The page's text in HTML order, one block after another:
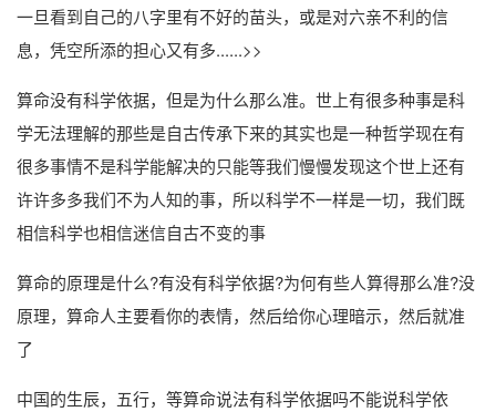
一旦看到自己的八字里有不好的苗头，或是对六亲不利的信
息，凭空所添的担心又有多......>>
算命没有科学依据，但是为什么那么准。世上有很多种事是科
学无法理解的那些是自古传承下来的其实也是一种哲学现在有
很多事情不是科学能解决的只能等我们慢慢发现这个世上还有
许许多多我们不为人知的事，所以科学不一样是一切，我们既
相信科学也相信迷信自古不变的事
算命的原理是什么?有没有科学依据?为何有些人算得那么准?没
原理，算命人主要看你的表情，然后给你心理暗示，然后就准
了
中国的生辰，五行，等算命说法有科学依据吗不能说科学依